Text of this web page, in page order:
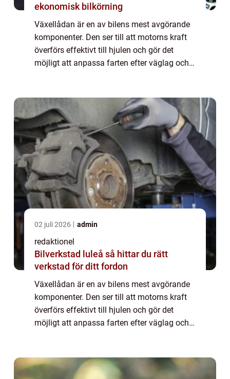
ekonomisk bilkörning
Växellådan är en av bilens mest avgörande
komponenter. Den ser till att motorns kraft
överförs effektivt till hjulen och gör det
möjligt att anpassa farten efter väglag och
02 juli 2026 admin
redaktionel
Bilverkstad luleå så hittar du rätt
verkstad för ditt fordon
Växellådan är en av bilens mest avgörande
komponenter. Den ser till att motorns kraft
överförs effektivt till hjulen och gör det
möjligt att anpassa farten efter väglag och